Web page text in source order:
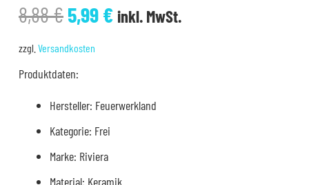
8,88€Ursprünglicher
Preis
war:
8,88 €
5,99€Aktueller
inkl. MwSt.
zzgl. Versandkosten
Produktdaten:
Hersteller: Feuerwerkland
Kategorie: Frei
Marke: Riviera
Material: Keramik